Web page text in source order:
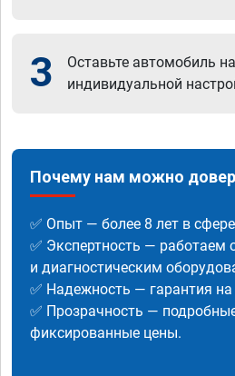
3
Оставьте автомобиль
индивидуальной
Почему нам можно
✅ Опыт — более 8 лет в
✅ Экспертность —
и диагностическим
✅ Надежность — гарантия
✅ Прозрачность —
фиксированные цены.